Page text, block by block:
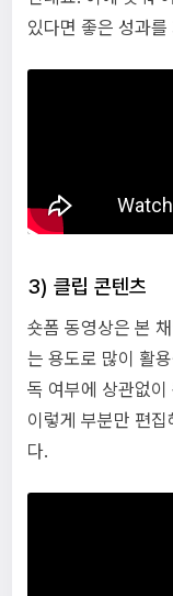
있다면 좋은 성과
3) 클립 콘텐츠
숏폼 동영상은 본
는 용도로 많이 활
독 여부에 상관없
이렇게 부분만 편
다.